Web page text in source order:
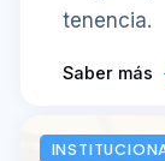
tenencia.
Saber más